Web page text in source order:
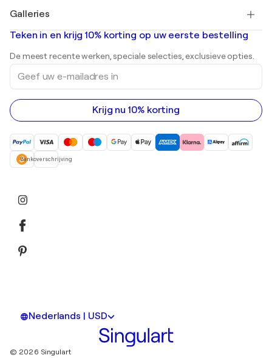
Banksy
Mr. Brainwash
Shepard Fairey
Abstracte schilderijen te koop
Landschapsschilderijen
Beelden
Acrylverfschilderijen
Galleries
Kunstgaleries in Nederland
Teken in en krijg 10% korting op uw eerste bestelling
De meest recente werken, speciale selecties, exclusieve opties.
Geef
uw
e-
mailadres
in
Krijg nu 10% korting
Bankoverschrijving
Nederlands | USD
© 2026 Singulart